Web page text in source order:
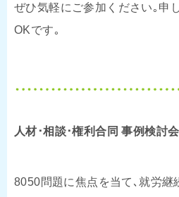
ぜひ気軽にご参加ください｡申
OKです｡
人材･相談･権利合同 事例検討
8050問題に焦点を当て､就労継